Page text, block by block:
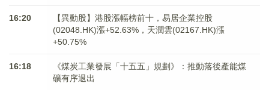
16:20
【異動股】港股漲幅榜前十，易居企業控股
(02048.HK)漲+52.63%，天潤雲(02167.HK)漲
+50.75%
16:18
《煤炭工業發展「十五五」規劃》：推動落後產能煤
礦有序退出